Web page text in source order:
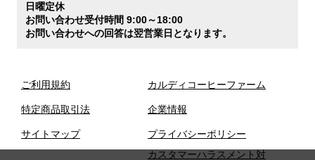
日曜定休
お問い合わせ受付時間 9:00～18:00
お問い合わせへの回答は翌営業日となります。
ご利用規約
特定商品取引法
サイトマップ
カルディコーヒーファーム
企業情報
プライバシーポリシー
カスタマーハラスメント対